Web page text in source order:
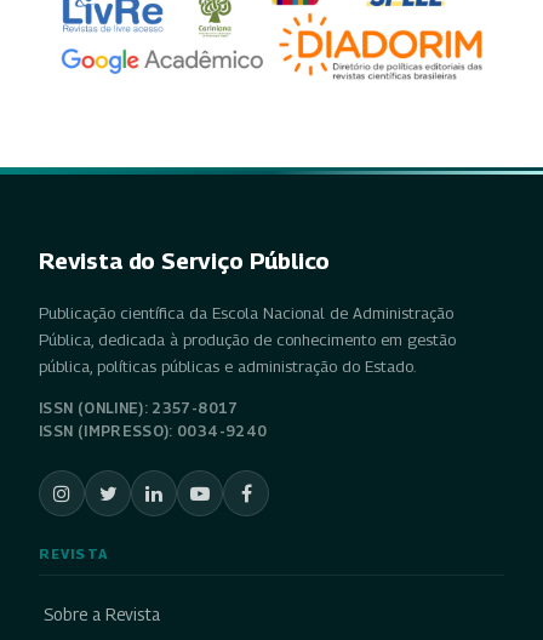
Revista do Serviço Público
Publicação científica da Escola Nacional de Administração
Pública, dedicada à produção de conhecimento em gestão
pública, políticas públicas e administração do Estado.
ISSN (ONLINE): 2357-8017
ISSN (IMPRESSO): 0034-9240
REVISTA
Sobre a Revista